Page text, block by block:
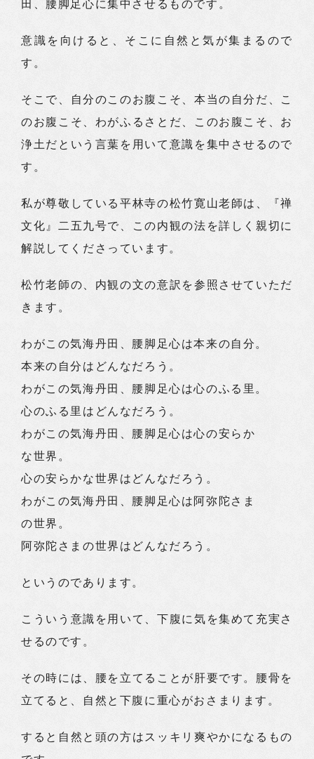
田、腰脚足心に集中させるものです。
意識を向けると、そこに自然と気が集まるので
す。
そこで、自分のこのお腹こそ、本当の自分だ、こ
のお腹こそ、わがふるさとだ、このお腹こそ、お
浄土だという言葉を用いて意識を集中させるので
す。
私が尊敬している平林寺の松竹寛山老師は、『禅
文化』二五九号で、この内観の法を詳しく親切に
解説してくださっています。
松竹老師の、内観の文の意訳を参照させていただ
きます。
わがこの気海丹田、腰脚足心は本来の自分。
本来の自分はどんなだろう。
わがこの気海丹田、腰脚足心は心のふる里。
心のふる里はどんなだろう。
わがこの気海丹田、腰脚足心は心の安らか
な世界。
心の安らかな世界はどんなだろう。
わがこの気海丹田、腰脚足心は阿弥陀さま
の世界。
阿弥陀さまの世界はどんなだろう。
というのであります。
こういう意識を用いて、下腹に気を集めて充実さ
せるのです。
その時には、腰を立てることが肝要です。腰骨を
立てると、自然と下腹に重心がおさまります。
すると自然と頭の方はスッキリ爽やかになるもの